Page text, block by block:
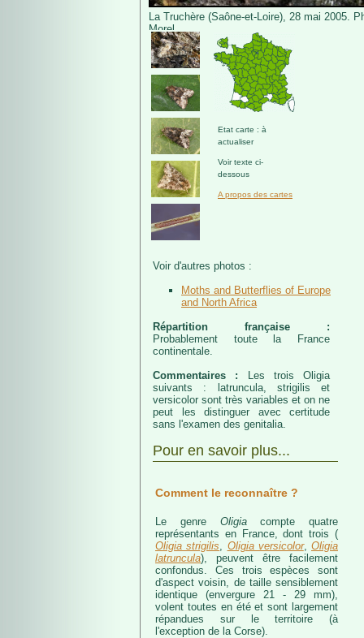
La Truchère (Saône-et-Loire), 28 mai 2005.
Morel.
Etat carte : à
actualiser
Voir texte ci-
dessous
A propos des cartes
Voir d'autres photos :
Moths and Butterflies of Europe
and North Africa
Répartition française :
Probablement toute la France
continentale.
Commentaires :
Les trois Oligia
suivants : latruncula, strigilis et
versicolor sont très variables et on ne
peut les distinguer avec certitude
sans l'examen des genitalia.
Pour en savoir plus...
Comment le reconnaître ?
Le genre Oligiacompte quatre
représentants en France, dont trois (
Oligia strigilis, Oligia versicolor, Oligia
latruncula), peuvent être facilement
confondus. Ces trois espèces sont
d'aspect voisin, de taille sensiblement
identique (envergure 21 - 29 mm),
volent toutes en été et sont largement
répandues sur le territoire (à
l'exception de la Corse).